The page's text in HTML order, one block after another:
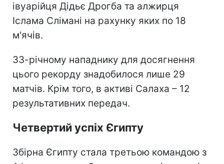
івуарійця Дідьє Дрогба та алжирця
Іслама Слімані на рахунку яких по 18
м'ячів.
33-річному нападнику для досягнення
цього рекорду знадобилося лише 29
матчів. Крім того, в активі Салаха – 12
результативних передач.
Четвертий успіх Єгипту
Збірна Єгипту стала третьою командою з